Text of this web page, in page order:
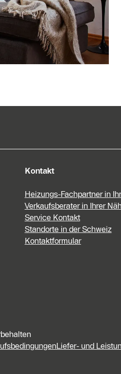
Kontakt
Heizungs-Fachpartner in
Verkaufsberater in Ihrer
Service Kontakt
Standorte in der Schweiz
Kontaktformular
Liefer- und